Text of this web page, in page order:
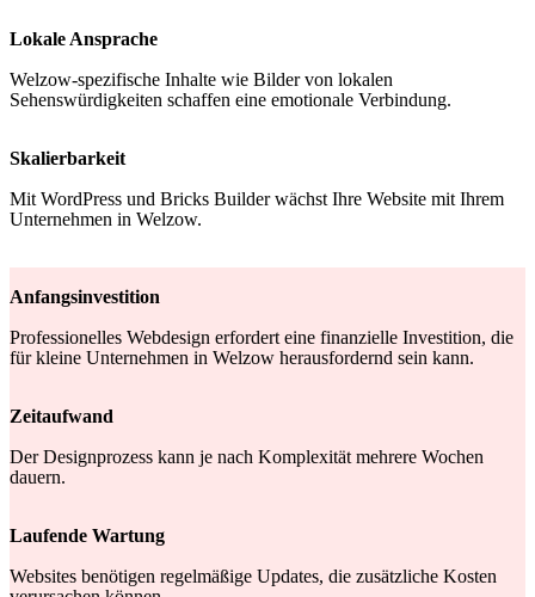
Lokale Ansprache
Welzow-spezifische Inhalte wie Bilder von lokalen
Sehenswürdigkeiten schaffen eine emotionale Verbindung.
Skalierbarkeit
Mit WordPress und Bricks Builder wächst Ihre Website mit Ihrem
Unternehmen in Welzow.
Anfangsinvestition
Professionelles Webdesign erfordert eine finanzielle Investition, die
für kleine Unternehmen in Welzow herausfordernd sein kann.
Zeitaufwand
Der Designprozess kann je nach Komplexität mehrere Wochen
dauern.
Laufende Wartung
Websites benötigen regelmäßige Updates, die zusätzliche Kosten